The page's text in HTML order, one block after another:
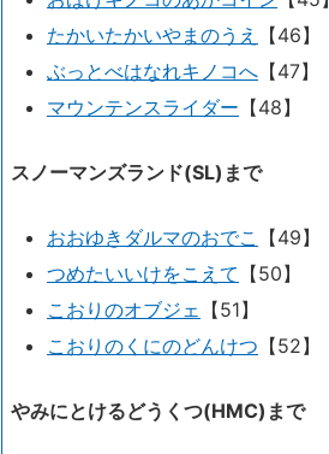
たかいたかいやまのうえ
【46】
ぶっとべはなれキノコへ 【47】
マウンテンスライダー 【48】
スノーマンズランド(SL)まで
おおゆきダルマのおでこ
【49】
つめたいいけをこえて 【50】
こおりのオブジェ 【51】
こおりのくにのどんけつ 【52】
やみにとけるどうくつ(HMC)まで